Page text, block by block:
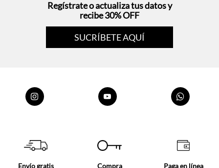
Regístrate o actualiza tus datos y
recibe 30% OFF
SUCRÍBETE AQUÍ
Envío gratis
Compra
Paga en línea